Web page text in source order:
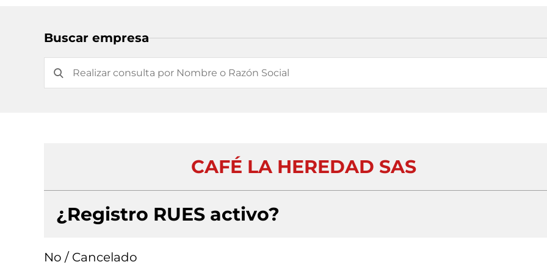
Buscar empresa
CAFÉ LA HEREDAD SAS
¿Registro RUES activo?
No / Cancelado